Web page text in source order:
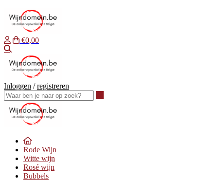
€0,00
Inloggen /registreren
Rode Wijn
Witte wijn
Rosé wijn
Bubbels